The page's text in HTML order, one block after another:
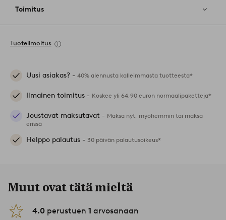
Toimitus
Tuoteilmoitus
Uusi asiakas? - 40% alennusta kalleimmasta tuotteesta*
Ilmainen toimitus - Koskee yli 64,90 euron normaalipaketteja*
Joustavat maksutavat - Maksa nyt, myöhemmin tai maksa
erissä
Helppo palautus - 30 päivän palautusoikeus*
Muut ovat tätä mieltä
4.0 perustuen 1 arvosanaan